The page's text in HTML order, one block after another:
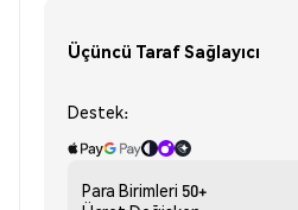
Üçüncü Taraf Sağlayıcı
Destek:
Para Birimleri 50+